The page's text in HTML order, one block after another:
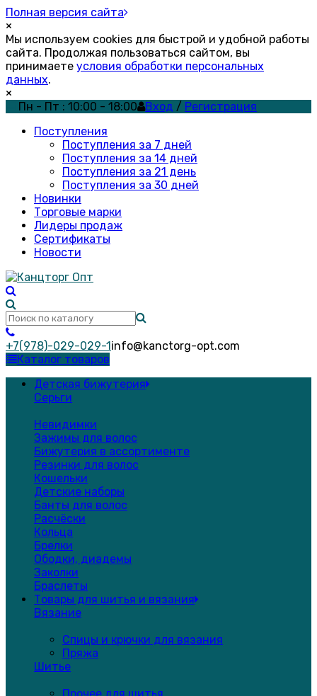
Полная версия сайта
×
Мы используем cookies для быстрой и удобной работы
сайта. Продолжая пользоваться сайтом, вы
принимаете условия обработки персональных
данных.
×
Пн - Пт : 10:00 - 18:00
Вход / Регистрация
Поступления
Поступления за 7 дней
Поступления за 14 дней
Поступления за 21 день
Поступления за 30 дней
Новинки
Торговые марки
Лидеры продаж
Сертификаты
Новости
+7(978)-029-029-1info@kanctorg-opt.com
Каталог товаров
Детская бижутерия
Серьги
Невидимки
Зажимы для волос
Бижутерия в ассортименте
Резинки для волос
Кошельки
Детские наборы
Банты для волос
Расчёски
Кольца
Брелки
Ободки, диадемы
Заколки
Браслеты
Товары для шитья и вязания
Вязание
Спицы и крючки для вязания
Пряжа
Шитье